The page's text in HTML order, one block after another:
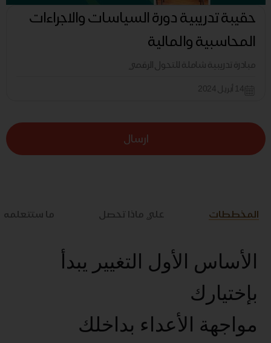
حقيبة تدريبية دورة السياسات والاجراءات
المحاسبية والمالية
مبادرة تدريبية شاملة للتحول الرقمي
14 أبريل 2024
ارسال
المخططات علي ماذا تحصل ما ستتعلمه
الأساس الأول التغيير يبدأ
بإختيارك
مواجهة الأعداء بداخلك